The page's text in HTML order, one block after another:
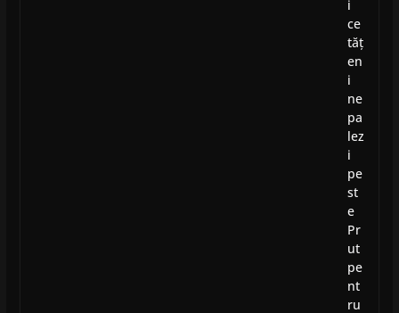
i
ce
tăț
en
i
ne
pa
lez
i
pe
st
e
Pr
ut
pe
nt
ru